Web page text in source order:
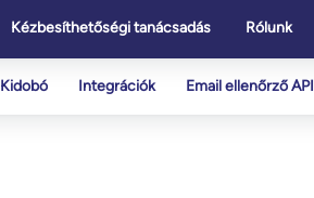
Kézbesíthetőségi tanácsadás Rólunk
Kidobó Integrációk Email ellenőrző API